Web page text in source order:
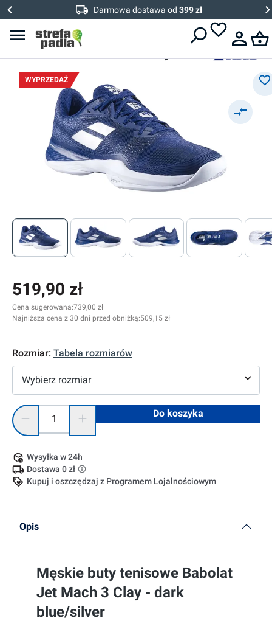
Darmowa dostawa od 399 zł
Męskie buty do padla
Babolat Jet Mach 3 Clay
WYPRZEDAŻ
519,90 zł
Cena sugerowana:739,00 zł
Najniższa cena z 30 dni przed obniżką:509,15 zł
Rozmiar: Tabela rozmiarów
Wybierz rozmiar
Ilość produktu: Wprowadź żądaną ilość lub użyj
Do koszyka
Wysyłka w 24h
Dostawa 0 zł
Kupuj i oszczędzaj z Programem Lojalnościowym
Opis
Męskie buty tenisowe Babolat
Jet Mach 3 Clay - dark
blue/silver